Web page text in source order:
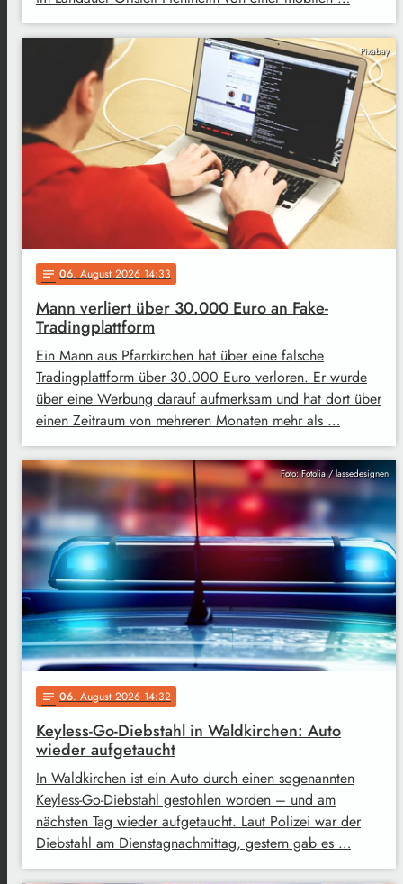
Pixabay
notes 06. August 2026 14:33
Mann verliert über 30.000 Euro an Fake-
Tradingplattform
Ein Mann aus Pfarrkirchen hat über eine falsche
Tradingplattform über 30.000 Euro verloren. Er wurde
über eine Werbung darauf aufmerksam und hat dort über
einen Zeitraum von mehreren Monaten mehr als …
Foto: Fotolia / lassedesignen
notes 06. August 2026 14:32
Keyless-Go-Diebstahl in Waldkirchen: Auto
wieder aufgetaucht
In Waldkirchen ist ein Auto durch einen sogenannten
Keyless-Go-Diebstahl gestohlen worden – und am
nächsten Tag wieder aufgetaucht. Laut Polizei war der
Diebstahl am Dienstagnachmittag, gestern gab es …